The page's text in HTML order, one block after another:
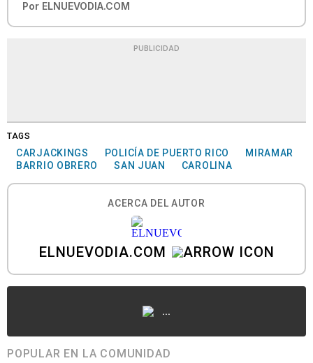
Por ELNUEVODIA.COM
PUBLICIDAD
TAGS
CARJACKINGS POLICÍA DE PUERTO RICO
MIRAMAR
BARRIO OBRERO
SAN JUAN CAROLINA
ACERCA DEL AUTOR
ELNUEVODIA.COM
...
POPULAR EN LA COMUNIDAD